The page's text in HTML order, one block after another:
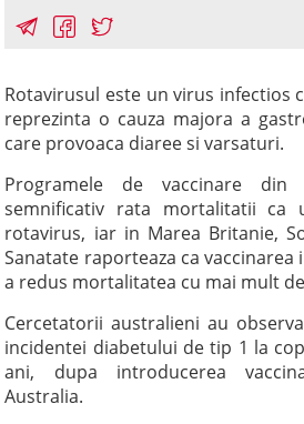
Rotavirusul este un virus infectios
reprezinta o cauza majora a
care provoaca diaree si varsaturi.
Programele de vaccinare din
semnificativ rata mortalitatii ca
rotavirus, iar in Marea Britanie,
Sanatate raporteaza ca
a redus mortalitatea cu mai mult de
Cercetatorii australieni au
incidentei diabetului de tip 1 la
ani, dupa introducerea
Australia.